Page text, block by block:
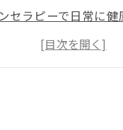
セラピーで日常に
通じて前向きな気持ち
ピーが注目される